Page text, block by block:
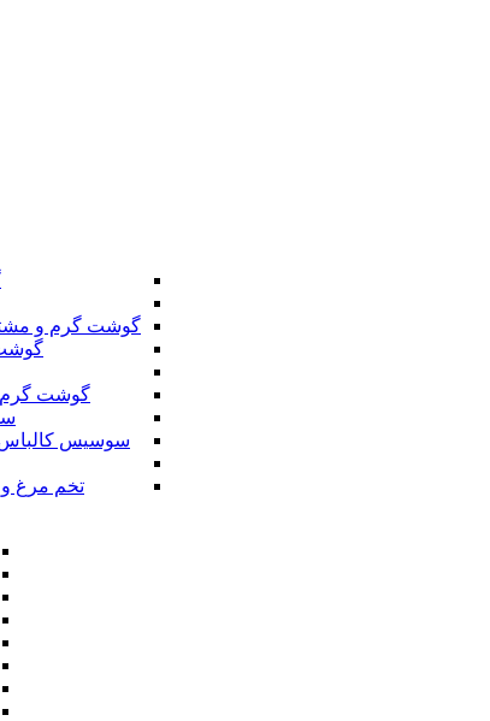
گوشت گرم و
گوشت گرم
سوسیس کالباس
تخم مرغ و